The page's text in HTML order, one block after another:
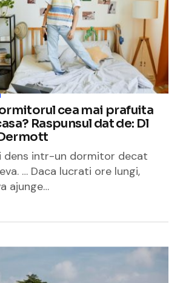
cea mai prafuita
Raspunsul dat de: Dl
dens intr-un dormitor decat
… Daca lucrati ore lungi,
ajunge…